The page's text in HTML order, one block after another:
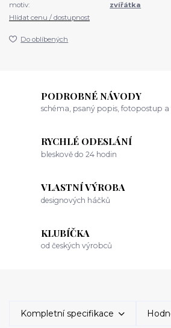
motiv:
zvířátka
Hlídat cenu / dostupnost
Do oblíbených
PODROBNÉ NÁVODY
schéma, psaný popis, fotopostup a
RYCHLÉ ODESLÁNÍ
bleskově do 24 hodin
VLASTNÍ VÝROBA
designových háčků
KLUBÍČKA
od českých výrobců
Kompletní specifikace